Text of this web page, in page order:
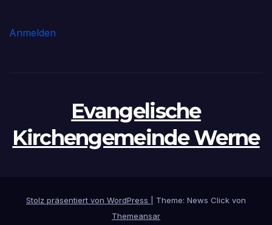
Anmelden
Evangelische
Kirchengemeinde Werne
Stolz präsentiert von WordPress
Theme: News Click von
Themeansar